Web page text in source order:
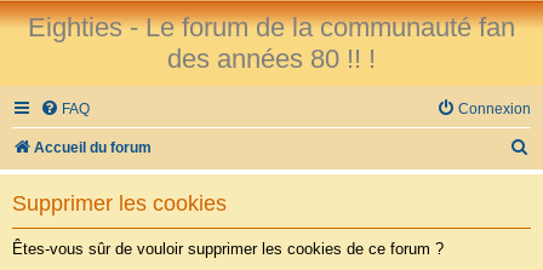
Eighties - Le forum de la communauté fan
des années 80 !! !
FAQ Connexion
Accueil du forum
e
Supprimer les cookies
Êtes-vous sûr de vouloir supprimer les cookies de ce forum ?